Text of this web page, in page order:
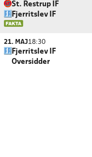
St. Restrup IF
Fjerritslev IF
21. MAJ18:30
Fjerritslev IF
Oversidder